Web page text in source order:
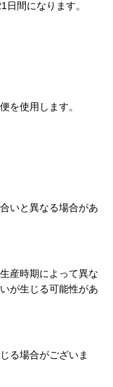
間になります。
を使用します。
いと異なる場合があ
産時期によって異な
が生じる可能性があ
る場合がございま